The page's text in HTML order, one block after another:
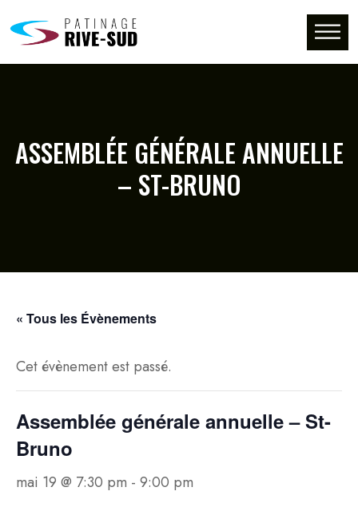
ASSEMBLÉE GÉNÉRALE ANNUELLE
– ST-BRUNO
« Tous les Évènements
Cet évènement est passé.
Assemblée générale annuelle – St-
Bruno
mai 19 @ 7:30 pm - 9:00 pm